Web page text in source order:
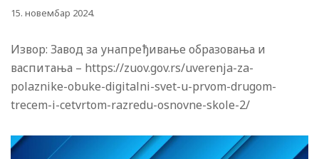
15. новембар 2024.
Извор: Завод за унапређивање образовања и
васпитања – https://zuov.gov.rs/uverenja-za-
polaznike-obuke-digitalni-svet-u-prvom-drugom-
trecem-i-cetvrtom-razredu-osnovne-skole-2/